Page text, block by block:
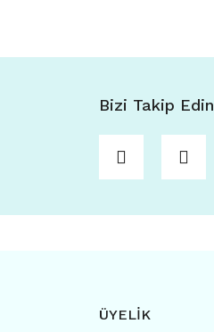
Bizi Takip Edin
ÜYELİK